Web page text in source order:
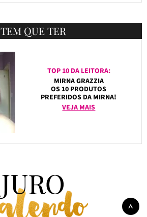
TEM QUE TER
TOP 10 DA LEITORA:
MIRNA GRAZZIA
OS 10 PRODUTOS
PREFERIDOS DA MIRNA!
VEJA MAIS